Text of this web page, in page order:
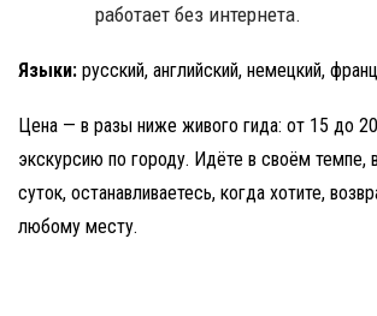
работает без интернета.
Языки: русский, английский, немецкий,
Цена — в разы ниже живого гида: от 15 до
экскурсию по городу. Идёте в своём темпе,
суток, останавливаетесь, когда хотите,
любому месту.